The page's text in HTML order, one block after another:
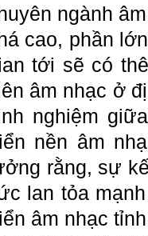
ngành
cao, phần
tới sẽ có
âm nhạc ở
nghiệm
nền âm
rằng, sự
lan tỏa
âm nhạc